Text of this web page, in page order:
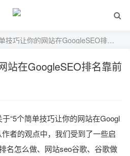
巧让你的网站在GoogleSEO排名靠前
站在GoogleSEO排名靠前
“5个简单技巧让你的网站在Googl
者的观点中，我们受到了一些启
名怎么做、网站seo谷歌、谷歌做